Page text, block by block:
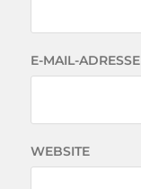
E-MAIL-ADRESSE
WEBSITE